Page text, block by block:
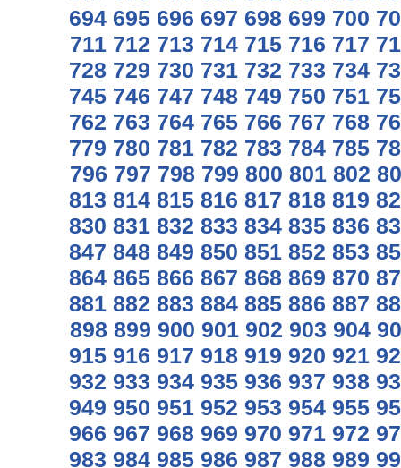
694 695 696 697 698 699 700
711 712 713 714 715 716 717
728 729 730 731 732 733 734
745 746 747 748 749 750 751
762 763 764 765 766 767 768
779 780 781 782 783 784 785
796 797 798 799 800 801 802
813 814 815 816 817 818 819
830 831 832 833 834 835 836
847 848 849 850 851 852 853
864 865 866 867 868 869 870
881 882 883 884 885 886 887
898 899 900 901 902 903 904
915 916 917 918 919 920 921
932 933 934 935 936 937 938
949 950 951 952 953 954 955
966 967 968 969 970 971 972
983 984 985 986 987 988 989